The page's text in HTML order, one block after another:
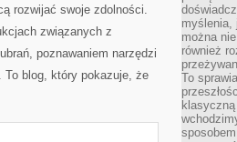
rozwijać swoje zdolności.
związanych z
poznawaniem narzędzi
blog, który pokazuje, że
myślenia,
można
również
To